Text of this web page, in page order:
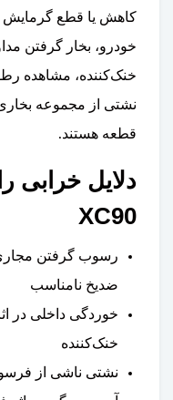
کاهش یا قطع گرمایش
خودرو، بخار گرفتن
خنک‌کننده، مشاهده
نشتی از مجموعه
قطعه هستند.
دلایل خرابی
XC90
رسوب گرفتن مجاری
ضدیخ نامناسب
خوردگی داخلی در
خنک‌کننده
نشتی ناشی از